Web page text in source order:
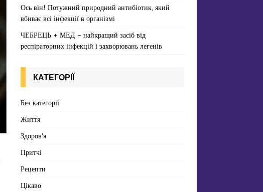
Ось він! Потужний природний антибіотик, який
вбиває всі інфекції в організмі
ЧЕБРЕЦЬ + МЕД – найкращий засіб від
респіраторних інфекцій і захворювань легенів
КАТЕГОРІЇ
Без категорії
Життя
Здоров'я
Притчі
Рецепти
Цікаво